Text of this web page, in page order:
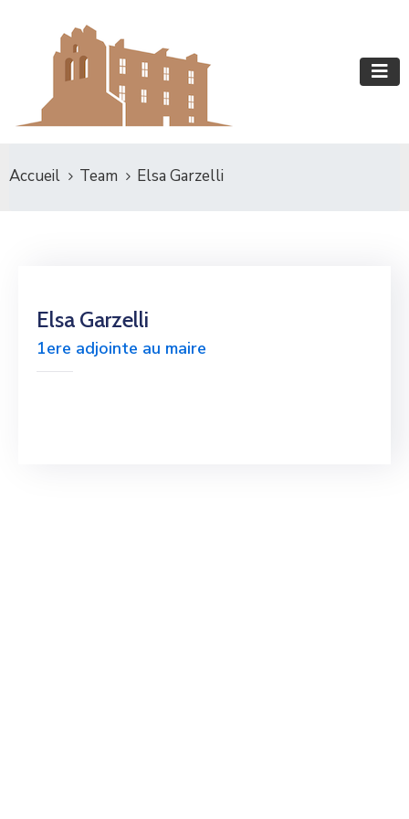
Accueil Team Elsa Garzelli
Elsa Garzelli
1ere adjointe au maire